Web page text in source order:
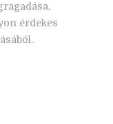
érdekes